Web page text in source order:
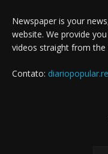
Newspaper is your
website. We provide
videos straight from
Contato: